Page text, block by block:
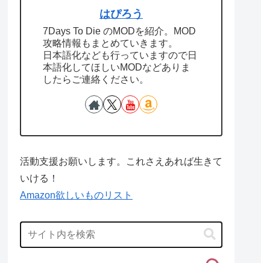
はぴろう
7Days To Die のMODを紹介。MOD
攻略情報もまとめていきます。
日本語化なども行っていますので日
本語化してほしいMODなどありま
したらご連絡ください。
活動支援お願いします。これさえあれば生きて
いける！
Amazon欲しいものリスト